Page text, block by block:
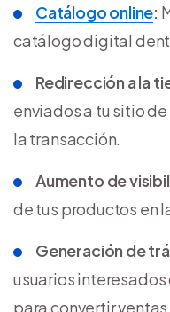
Catálogo online:
catálogo digital
Redirección a la
enviados a tu sitio
la transacción.
Aumento de
de tus productos en
Generación de
usuarios
para convertir ventas.